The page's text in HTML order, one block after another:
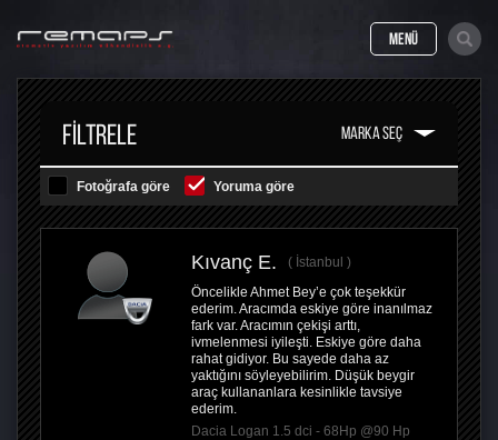
MENÜ
FILTRELE
Fotoğrafa göre Yoruma göre
Kıvanç E.
İstanbul
Öncelikle Ahmet Bey’e çok teşekkür
ederim. Aracımda eskiye göre inanılmaz
fark var. Aracımın çekişi arttı,
ivmelenmesi iyileşti. Eskiye göre daha
rahat gidiyor. Bu sayede daha az
yaktığını söyleyebilirim. Düşük beygir
araç kullananlara kesinlikle tavsiye
ederim.
Dacia Logan 1.5 dci - 68Hp @90 Hp